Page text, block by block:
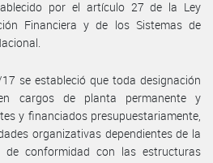
por el artículo 27 de la Ley
Financiera y de los Sistemas de
se estableció que toda designación
cargos de planta permanente y
y financiados presupuestariamente,
organizativas dependientes de la
de conformidad con las estructuras